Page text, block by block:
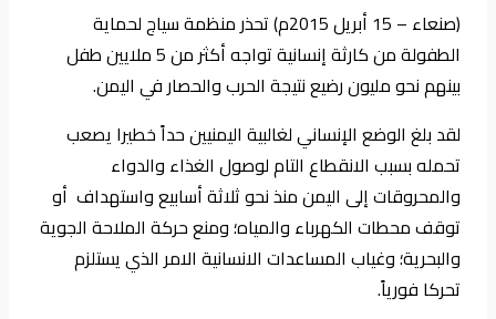
(صنعاء – 15 أبريل 2015م) تحذر منظمة سياج لحماية
الطفولة من كارثة إنسانية تواجه أكثر من 5 ملايين طفل
بينهم نحو مليون رضيع نتيجة الحرب والحصار في اليمن.
لقد بلغ الوضع الإنساني لغالبية اليمنيين حداً خطيرا يصعب
تحمله بسبب الانقطاع التام لوصول الغذاء والدواء
والمحروقات إلى اليمن منذ نحو ثلاثة أسابيع واستهداف أو
توقف محطات الكهرباء والمياه؛ ومنع حركة الملاحة الجوية
والبحرية؛ وغياب المساعدات الانسانية الامر الذي يستلزم
تحركا فورياً.